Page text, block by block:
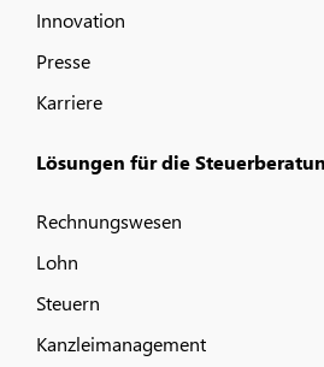
Innovation
Presse
Karriere
Lösungen für die
Rechnungswesen
Lohn
Steuern
Kanzleimanagement